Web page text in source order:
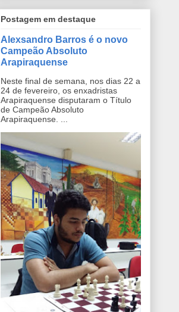
Postagem em destaque
Alexsandro Barros é o novo
Campeão Absoluto
Arapiraquense
Neste final de semana, nos dias 22 a
24 de fevereiro, os enxadristas
Arapiraquense disputaram o Título
de Campeão Absoluto
Arapiraquense. ...